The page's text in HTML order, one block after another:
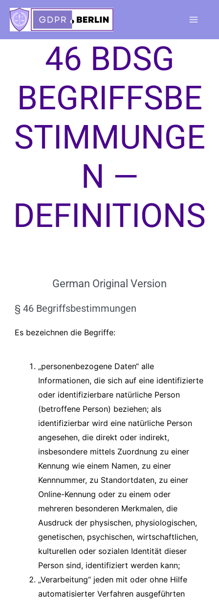
Skip
46 BDSG
BEGRIFFSBE
STIMMUNGE
N —
DEFINITIONS
German Original Version
§ 46 Begriffsbestimmungen
Es bezeichnen die Begriffe:
„personenbezogene Daten“ alle
Informationen, die sich auf eine identifizierte
oder identifizierbare natürliche Person
(betroffene Person) beziehen; als
identifizierbar wird eine natürliche Person
angesehen, die direkt oder indirekt,
insbesondere mittels Zuordnung zu einer
Kennung wie einem Namen, zu einer
Kennnummer, zu Standortdaten, zu einer
Online-Kennung oder zu einem oder
mehreren besonderen Merkmalen, die
Ausdruck der physischen, physiologischen,
genetischen, psychischen, wirtschaftlichen,
kulturellen oder sozialen Identität dieser
Person sind, identifiziert werden kann;
„Verarbeitung“ jeden mit oder ohne Hilfe
automatisierter Verfahren ausgeführten